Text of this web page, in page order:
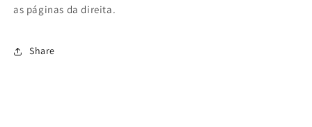
as páginas da direita.
Share